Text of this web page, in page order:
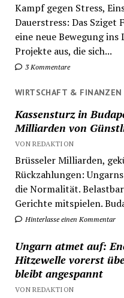
Kampf gegen Stress,
Dauerstress: Das
eine neue Bewegung
Projekte aus, die sich...
3 Kommentare
WIRTSCHAFT & FINANZEN
Kassensturz in
Milliarden von
VON REDAKTION
Brüsseler Milliarden,
Rückzahlungen:
die Normalität.
Gerichte mitspielen.
Hinterlasse einen Kommentar
Ungarn atmet auf:
Hitzewelle vorerst
bleibt angespannt
VON REDAKTION